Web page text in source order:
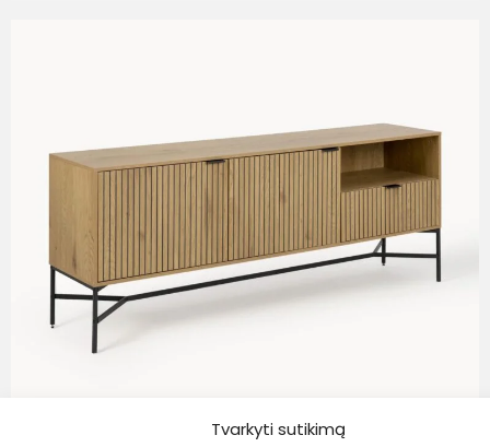
Tvarkyti sutikimą